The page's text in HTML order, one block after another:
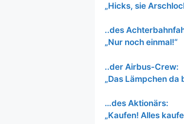
„Hicks, sie
..des
„Nur noch einmal!“
..der Airbus-Crew:
„Das Lämpchen da
…des Aktionärs:
„Kaufen! Alles